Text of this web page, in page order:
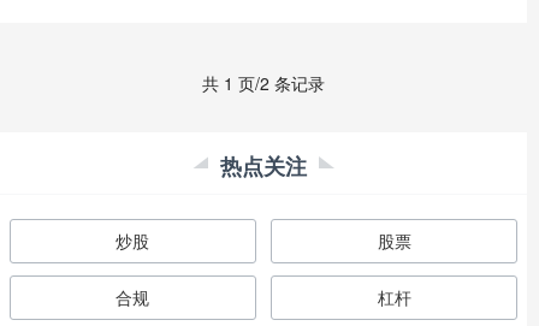
共 1 页/2 条记录
热点关注
炒股 股票
合规 杠杆